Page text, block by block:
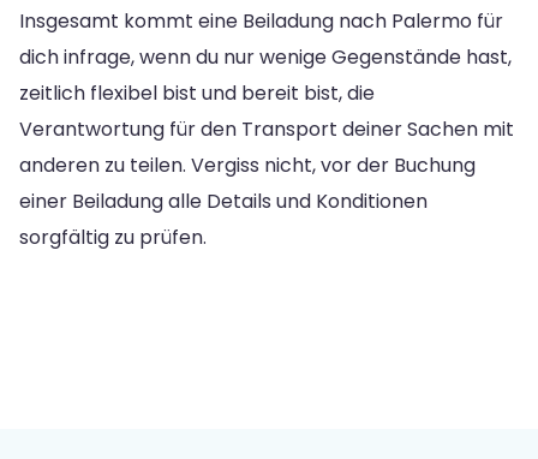
Insgesamt kommt eine Beiladung nach Palermo für
dich infrage, wenn du nur wenige Gegenstände hast,
zeitlich flexibel bist und bereit bist, die
Verantwortung für den Transport deiner Sachen mit
anderen zu teilen. Vergiss nicht, vor der Buchung
einer Beiladung alle Details und Konditionen
sorgfältig zu prüfen.